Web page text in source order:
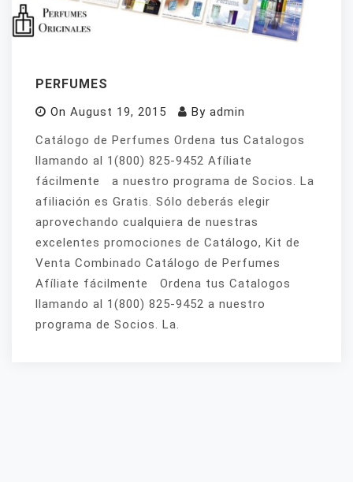
PERFUMES
On August 19, 2015 By admin
Catálogo de Perfumes Ordena tus Catalogos
llamando al 1(800) 825-9452 Afíliate
fácilmente a nuestro programa de Socios. La
afiliación es Gratis. Sólo deberás elegir
aprovechando cualquiera de nuestras
excelentes promociones de Catálogo, Kit de
Venta Combinado Catálogo de Perfumes
Afíliate fácilmente Ordena tus Catalogos
llamando al 1(800) 825-9452 a nuestro
programa de Socios. La.